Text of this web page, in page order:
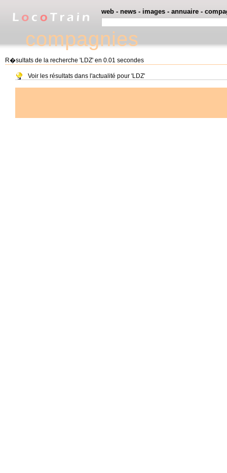
compagnies
web - news - images - annuaire -
R�sultats de la recherche 'LDZ' en 0.01 secondes
Voir les résultats dans l'actualité pour 'LDZ'